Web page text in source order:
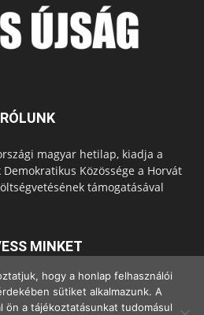
RÓLUNK
magyar hetilap, kiadja a
Közössége a Horvát
támogatásával
MINKET
hogy a honlap felhasználói
sütiket alkalmazunk. A
ön a tájékoztatásunkat tudomásul